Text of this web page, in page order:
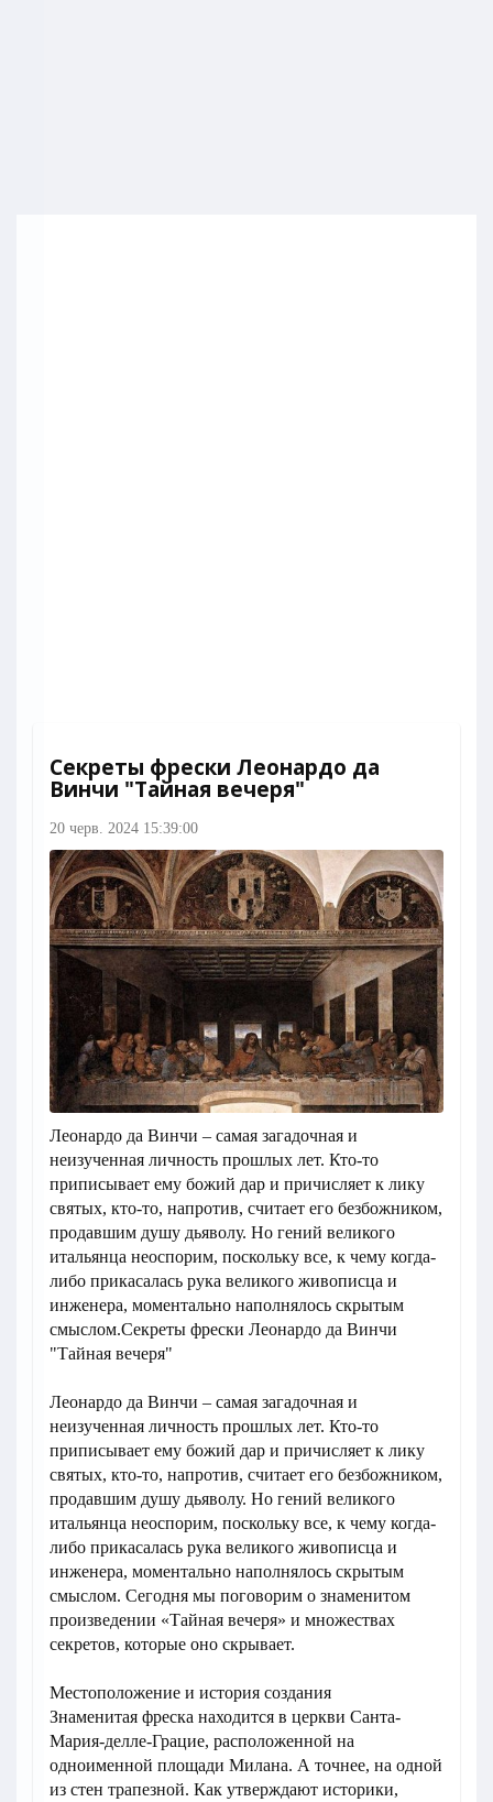
Секреты фрески Леонардо да
Винчи "Тайная вечеря"
20 черв. 2024 15:39:00
Леонардо да Винчи – самая загадочная и
неизученная личность прошлых лет. Кто-то
приписывает ему божий дар и причисляет к лику
святых, кто-то, напротив, считает его безбожником,
продавшим душу дьяволу. Но гений великого
итальянца неоспорим, поскольку все, к чему когда-
либо прикасалась рука великого живописца и
инженера, моментально наполнялось скрытым
смыслом.Секреты фрески Леонардо да Винчи
"Тайная вечеря"
Леонардо да Винчи – самая загадочная и
неизученная личность прошлых лет. Кто-то
приписывает ему божий дар и причисляет к лику
святых, кто-то, напротив, считает его безбожником,
продавшим душу дьяволу. Но гений великого
итальянца неоспорим, поскольку все, к чему когда-
либо прикасалась рука великого живописца и
инженера, моментально наполнялось скрытым
смыслом. Сегодня мы поговорим о знаменитом
произведении «Тайная вечеря» и множествах
секретов, которые оно скрывает.
Местоположение и история создания
Знаменитая фреска находится в церкви Санта-
Мария-делле-Грацие, расположенной на
одноименной площади Милана. А точнее, на одной
из стен трапезной. Как утверждают историки,